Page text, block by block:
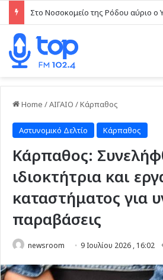
Home /ΑΙΓΑΙΟ /Κάρπαθος
Αστυνομικό Δελτίο Κάρπαθος
Κάρπαθος:
ιδιοκτήτρια και
καταστήματος για
παραβάσεις
newsroom 9 Ιουλίου 2026 , 16:02